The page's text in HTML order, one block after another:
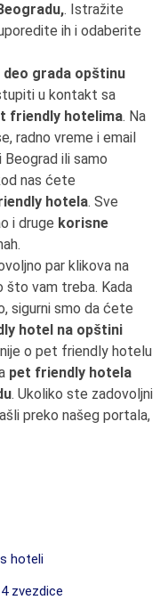
. Istražite
ih i odaberite
grada opštinu
u kontakt sa
friendly hotelima. Na
radno vreme i email
ili samo
nas ćete
hotela. Sve
i druge korisne
par klikova na
što vam treba. Kada
sigurni smo da ćete
hotel na opštini
o pet friendly hotelu
pet friendly hotela
. Ukoliko ste zadovoljni
preko našeg portala,
hoteli
zvezdice